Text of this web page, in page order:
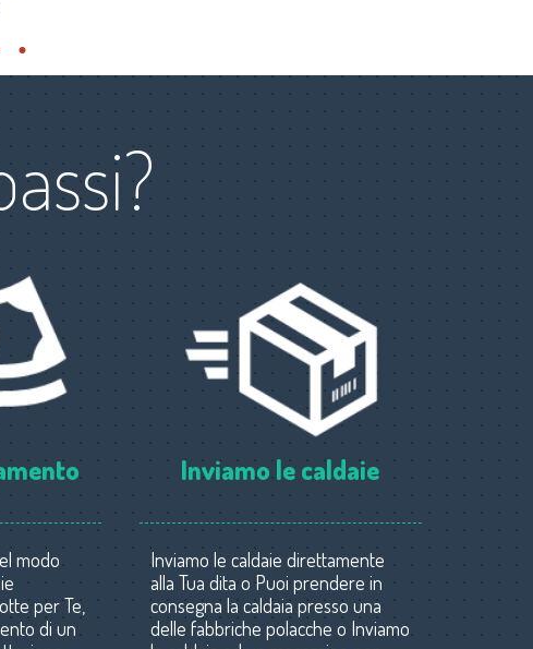
modo
per Te,
di un
Inviamo le caldaie
Inviamo le caldaie direttamente
alla Tua dita o Puoi prendere in
consegna la caldaia presso una
delle fabbriche polacche o Inviamo